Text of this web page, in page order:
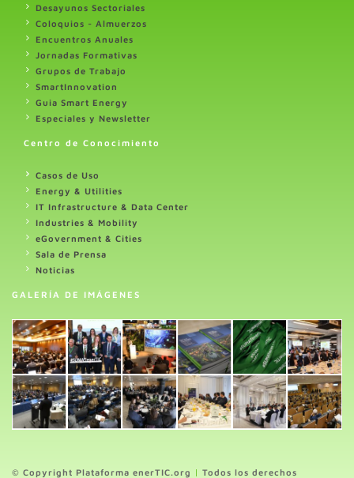
Desayunos Sectoriales
Coloquios - Almuerzos
Encuentros Anuales
Jornadas Formativas
Grupos de Trabajo
SmartInnovation
Guia Smart Energy
Especiales y Newsletter
Centro de Conocimiento
Casos de Uso
Energy & Utilities
IT Infrastructure & Data Center
Industries & Mobility
eGovernment & Cities
Sala de Prensa
Noticias
GALERÍA DE IMÁGENES
© Copyright Plataforma enerTIC.org | Todos los derechos